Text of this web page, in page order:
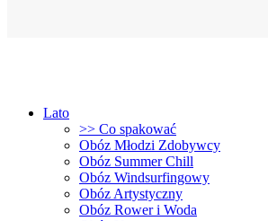
Lato
>> Co spakować
Obóz Młodzi Zdobywcy
Obóz Summer Chill
Obóz Windsurfingowy
Obóz Artystyczny
Obóz Rower i Woda